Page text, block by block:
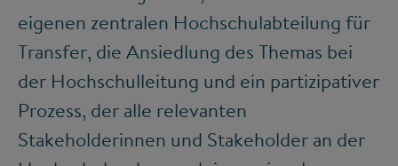
eigenen zentralen Hochschulabteilung für
Transfer, die Ansiedlung des Themas bei
der Hochschulleitung und ein partizipativer
Prozess, der alle relevanten
Stakeholderinnen und Stakeholder an der